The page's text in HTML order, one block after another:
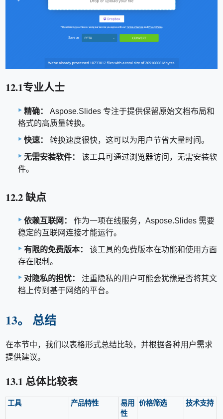
12.1专业人士
精确：
Aspose.Slides 专注于提供保留原始文档布局和
格式的高质量转换。
快速：
转换速度很快，这可以为用户节省大量时间。
无需安装软件：
该工具可通过浏览器访问，无需安装软
件。
12.2 缺点
依赖互联网：
作为一项在线服务，Aspose.Slides 需要
稳定的互联网连接才能运行。
有限的免费版本：
该工具的免费版本在功能和使用方面
存在限制。
对隐私的担忧：
注重隐私的用户可能会犹豫是否将其文
档上传到基于网络的平台。
13。 总结
在本节中，我们以表格形式总结比较，并根据各种用户需求
提供建议。
13.1 总体比较表
工具 产品特性
易用
性
价格筛选 技术支持